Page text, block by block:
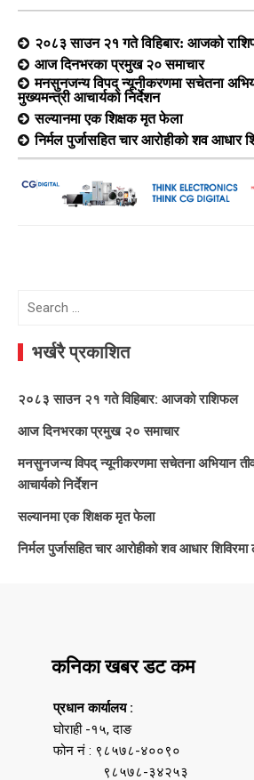
२०८३ साउन २१ गते विहिबार: आजको
आज दिनभरका प्रमुख २० समाचार
मनसुनजन्य विपद् न्यूनीकरणमा सचेतना
मुख्यमन्त्री आचार्यको निर्देशन
सल्यानमा एक शिक्षक मृत फेला
निर्मल पुर्जासहित चार आरोहीको शव आधार
Search
भर्खरै प्रकाशित
२०८३ साउन २१ गते विहिबार: आजको राशिफल
आज दिनभरका प्रमुख २० समाचार
मनसुनजन्य विपद् न्यूनीकरणमा सचेतना अभियान
आचार्यको निर्देशन
सल्यानमा एक शिक्षक मृत फेला
निर्मल पुर्जासहित चार आरोहीको शव आधार शिविरमा
कनिका खबर डट कम
प्रधान कार्यालय :
घोराही -१५, दाङ
फोन नं : ९८५७८-४००९०
९८५७८-३४२५३